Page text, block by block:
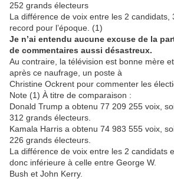
252 grands électeurs
La différence de voix entre les 2 candidats,
record pour l’époque. (1)
Je n’ai entendu aucune excuse de la
de commentaires aussi désastreux.
Au contraire, la télévision est bonne mère
après ce naufrage, un poste à
Christine Ockrent pour commenter les
Note (1) À titre de comparaison :
Donald Trump a obtenu 77 209 255 voix,
312 grands électeurs.
Kamala Harris a obtenu 74 983 555 voix,
226 grands électeurs.
La différence de voix entre les 2 candidats
donc inférieure à celle entre George W.
Bush et John Kerry.